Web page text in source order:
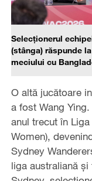
Selecționerul
(stânga) răspunde
meciului cu
O altă jucătoare
a fost Wang
anul trecut în
Women),
Sydney
liga australiană